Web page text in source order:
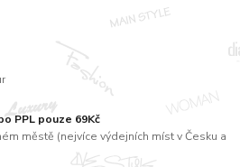
PPL pouze 69Kč
městě (nejvíce výdejních míst v Česku a